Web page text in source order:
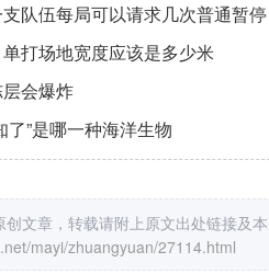
队伍每局可以请求几次普通暂停
打场地宽度应该是多少米
会爆炸
了”是哪一种海洋生物
文章，转载请附上原文出处链接及本
mayi/zhuangyuan/27114.html